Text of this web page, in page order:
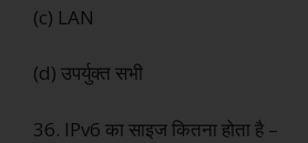
(c) LAN
(d) उपर्युक्त सभी
36. IPv6 का साइज कितना होता है –